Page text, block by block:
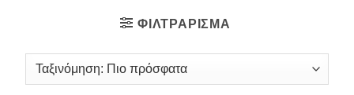
ΦΙΛΤΡΆΡΙΣΜΑ